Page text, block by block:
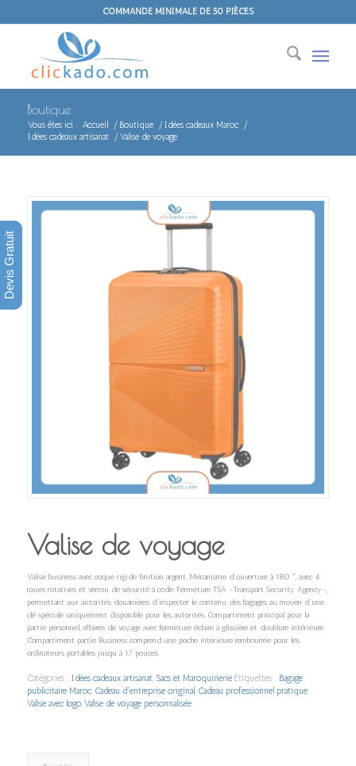
COMMANDE MINIMALE DE 50 PIÈCES
Boutique
Vous êtes ici : Accueil / Boutique / Idées cadeaux Maroc
/
Idées cadeaux artisanat
/ Valise de voyage
Valise de voyage
Valise business avec coque rigide finition argent. Mécanisme d´ouverture à 180 °, avec 4
roues rotatives et verrou de sécurité à code. Fermeture TSA -Transport Security Agency-,
permettant aux autorités douanières d´inspecter le contenu des bagages au moyen d´une
clé spéciale uniquement disponible pour les autorités. Compartiment principal pour la
partie personnel, affaires de voyage avec fermeture éclaire à glissière et doublure intérieure.
Compartiment partie Business comprend une poche intérieure rembourrée pour les
ordinateurs portables jusqu´à 17 pouces.
Catégories : Idées cadeaux artisanat, Sacs et Maroquinerie Étiquettes : Bagage
publicitaire Maroc, Cadeau d’entreprise original, Cadeau professionnel pratique,
Valise avec logo, Valise de voyage personnalisée
Devis Gratuit